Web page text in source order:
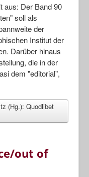
aus: Der Band 90
soll als
der
Institut der
Darüber hinaus
die in der
dem "editorial",
(Hg.): Quodlibet
out of